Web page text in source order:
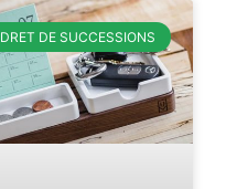
DRET DE SUCCESSIONS